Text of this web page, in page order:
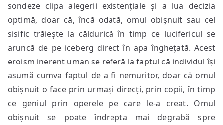
sondeze clipa alegerii existențiale și a lua decizia
optimă, doar că, încă odată, omul obișnuit sau cel
sisific trăiește la căldurică în timp ce lucifericul se
aruncă de pe iceberg direct în apa înghețată. Acest
eroism inerent uman se referă la faptul că individul își
asumă cumva faptul de a fi nemuritor, doar că omul
obișnuit o face prin urmași direcți, prin copii, în timp
ce geniul prin operele pe care le-a creat. Omul
obișnuit se poate îndrepta mai degrabă spre